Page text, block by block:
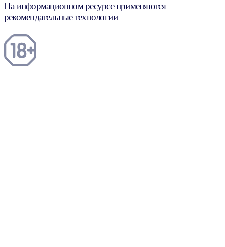
На информационном ресурсе применяются
рекомендательные технологии